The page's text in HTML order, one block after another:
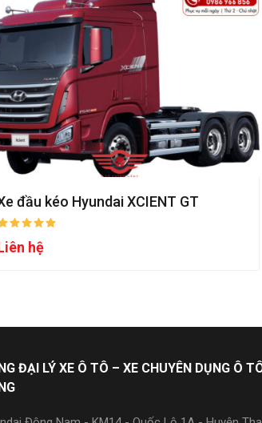
đầu kéo Hyundai XCIENT GT
hệ
ĐẠI LÝ XE Ô TÔ – XE CHUYÊN DỤNG Ô